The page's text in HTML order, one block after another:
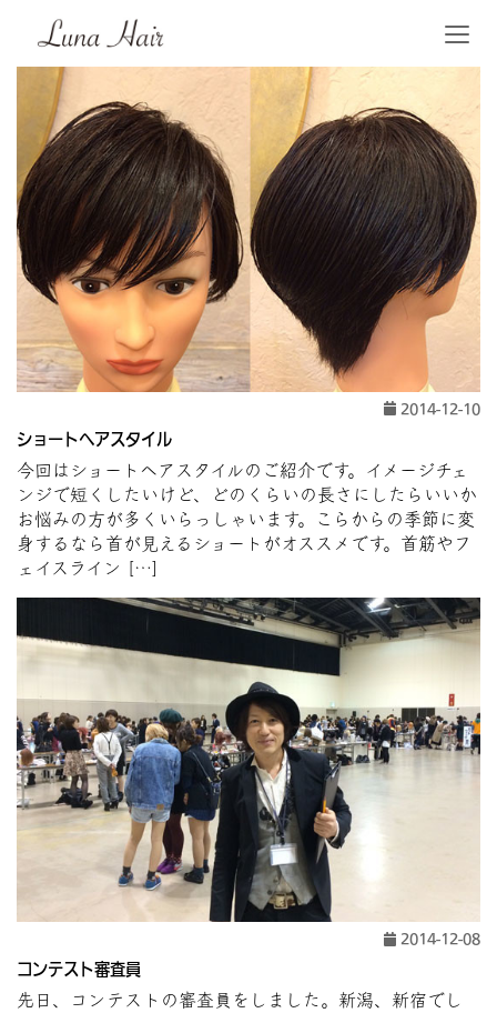
2014-12-10
ショートヘアスタイル
今回はショートヘアスタイルのご紹介です。イメージチェ
ンジで短くしたいけど、どのくらいの長さにしたらいいか
お悩みの方が多くいらっしゃいます。こらからの季節に変
身するなら首が見えるショートがオススメです。首筋やフ
ェイスライン […]
2014-12-08
コンテスト審査員
先日、コンテストの審査員をしました。新潟、新宿でし